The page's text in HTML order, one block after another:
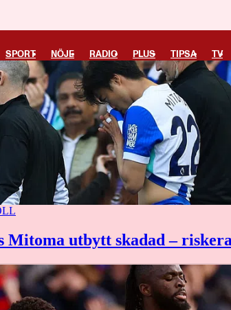
SPORT NÖJE RADIO PLUS TIPSA TV
Mitoma utbytt skadad –